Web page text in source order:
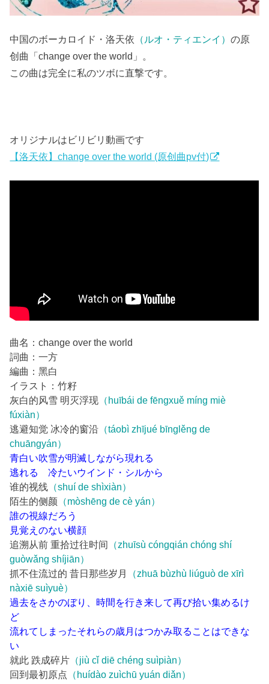
中国のボーカロイド・洛天依 （ルオ・ティエンイ）の原
创曲「change over the world」。
この曲は完全に私のツボに直撃です。
オリジナルはビリビリ動画です
【洛天依】change over the world (原创曲pv付)
曲名：change over the world
詞曲：一方
編曲：黑白
イラスト：竹籽
灰白的风雪 明灭浮现 （huībái de fēngxuě míng miè
fúxiàn）
逃避知觉 冰冷的窗沿 （táobì zhījué bīnglěng de
chuāngyán）
青白い吹雪が明滅しながら現れる
逃れる 冷たいウインド・シルから
谁的视线 （shuí de shìxiàn）
陌生的侧颜 （mòshēng de cè yán）
誰の視線だろう
見覚えのない横顔
追溯从前 重拾过往时间
（zhuīsù cóngqián chóng shí
guòwǎng shíjiān）
抓不住流过的 昔日那些岁月
（zhuā bùzhù liúguò de xīrì
nàxiē suìyuè）
過去をさかのぼり、時間を行き来して再び拾い集めるけ
ど
流れてしまったそれらの歳月はつかみ取ることはできな
い
就此 跌成碎片 （jiù cǐ diē chéng suìpiàn）
回到最初原点 （huídào zuìchū yuán diǎn）